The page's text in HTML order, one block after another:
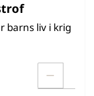
barns liv i krig